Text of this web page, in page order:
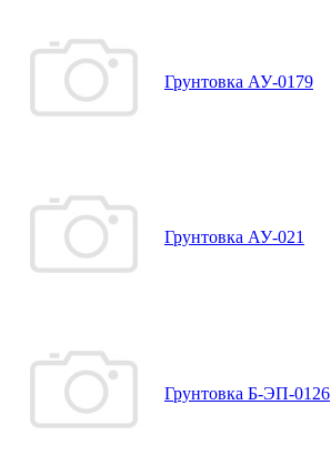
Грунтовка АУ-0179
Грунтовка АУ-021
Грунтовка Б-ЭП-0126